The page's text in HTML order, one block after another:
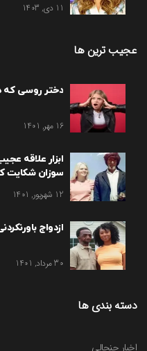
11 دی, 1403
عجیب ترین ها
دختر روسی که
16 مهر, 1401
ابزار علاقه
سوزان شکایت
12 شهریور, 1401
ازدواج
30 مرداد, 1401
دسته بندی ها
اخبار جنجالی